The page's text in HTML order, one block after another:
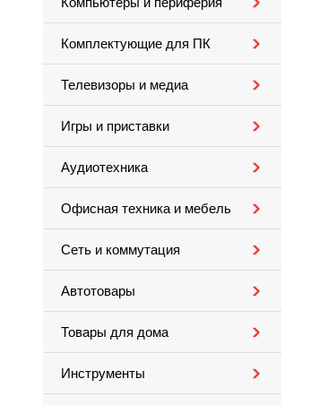
Комплектующие для ПК
Телевизоры и медиа
Игры и приставки
Аудиотехника
Офисная техника и мебель
Сеть и коммутация
Автотовары
Товары для дома
Инструменты